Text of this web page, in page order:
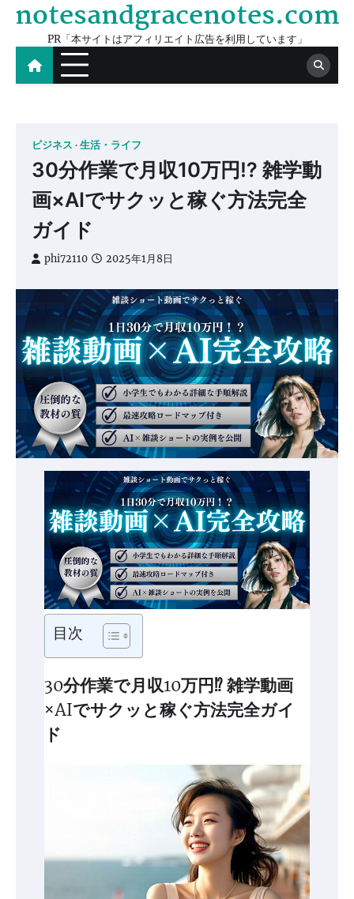
Skip
content
notesandgracenotes.com
PR「本サイトはアフィリエイト広告を利用しています」
ビジネス 生活・ライフ
30分作業で月収10万円⁉ 雑学動
画×AIでサクッと稼ぐ方法完全
ガイド
phi72110 2025年1月8日
目次
30分作業で月収10万円⁉ 雑学動画
×AIでサクッと稼ぐ方法完全ガイ
ド